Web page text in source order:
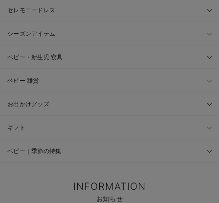
セレモニードレス
シーズンアイテム
ベビー・新生児 寝具
ベビー 雑貨
お出かけグッズ
ギフト
ベビー｜季節の特集
INFORMATION
お知らせ